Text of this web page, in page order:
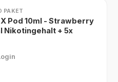
PAKET
Pod 10ml - Strawberry
Nikotingehalt + 5x